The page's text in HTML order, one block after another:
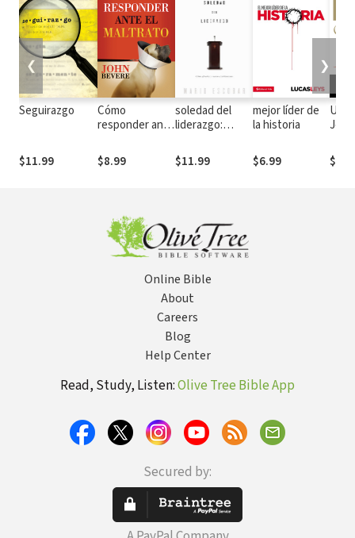
Seguirazgo
$11.99
Cómo
responder ante
$8.99
soledad del
liderazgo:
y vencer el
aislamiento
$11.99
mejor líder de
la historia
$6.99
Un
seguir
❮ ❯
Online Bible
About
Careers
Blog
Help Center
Read, Study, Listen:Olive Tree Bible App
Secured by: